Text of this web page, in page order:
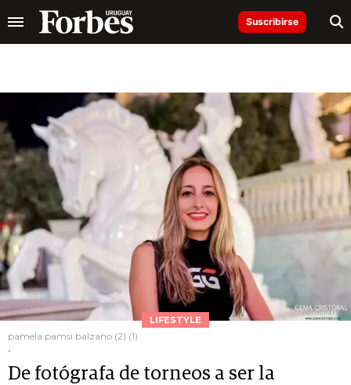
Suscribirse
LIFESTYLE
pamela pamsi balzano (2) (1)
.
De fotógrafa de torneos a ser la